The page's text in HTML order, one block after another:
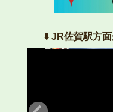
⬇️ JR佐賀駅方